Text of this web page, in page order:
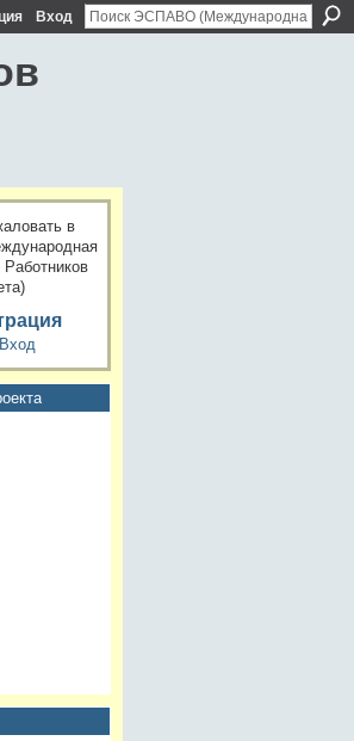
Вход
в
Вход